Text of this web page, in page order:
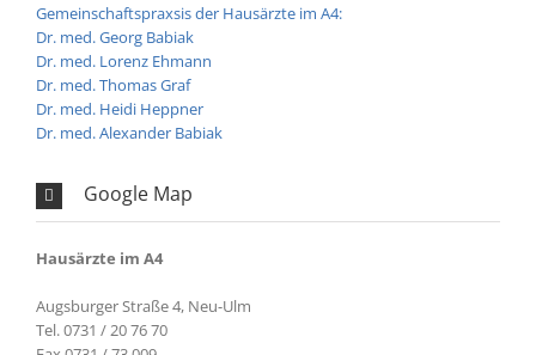
Gemeinschaftspraxsis der Hausärzte im A4:
Dr. med. Georg Babiak
Dr. med. Lorenz Ehmann
Dr. med. Thomas Graf
Dr. med. Heidi Heppner
Dr. med. Alexander Babiak
Google Map
Hausärzte im A4
Augsburger Straße 4, Neu-Ulm
Tel. 0731 / 20 76 70